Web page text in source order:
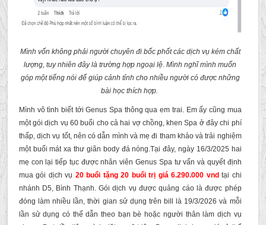
Mình vốn không phải người chuyên đi bốc phốt các dịch vụ kém chất
lượng, tuy nhiên đây là trường hợp ngoại lệ. Mình nghĩ mình muốn
góp một tiếng nói để giúp cảnh tỉnh cho nhiều người có được những
bài học thích hợp.
Mình vô tình biết tới Genus Spa thông qua em trai. Em ấy cũng mua
một gói dịch vụ 60 buổi cho cả hai vợ chồng, khen Spa ở đây chi phí
thấp, dịch vụ tốt, nên có dẫn mình và mẹ đi tham khảo và trải nghiệm
một buổi mát xa thư giãn body đá nóng.Tại đây, ngày 16/3/2025 hai
mẹ con lại tiếp tục được nhân viên Genus Spa tư vấn và quyết định
mua gói dịch vụ 20 buổi tặng 20 buổi trị giá 6.290.000 vnd tại chi
nhánh D5, Bình Thạnh. Gói dịch vụ được quảng cáo là được phép
đóng làm nhiều lần, thời gian sử dụng trên bill là 19/3/2026 và mỗi
lần sử dụng có thể dẫn theo bạn bè hoặc người thân làm dịch vụ